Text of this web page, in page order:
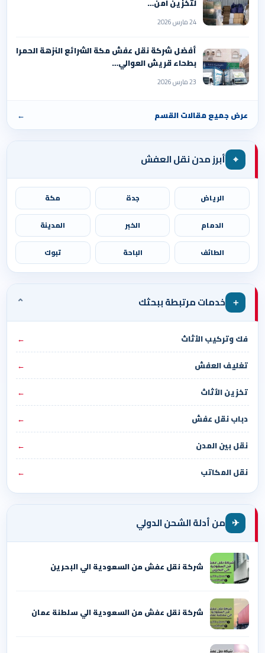
لتخزين آمن…
24 مارس 2026
أفضل شركة نقل عفش مكة الشرائع النزهة الحمرا
بطحاء قريش العوالي…
23 مارس 2026
عرض جميع مقالات القسم ←
⌖ أبرز مدن نقل العفش
الرياض جدة مكة
الدمام الخبر المدينة
الطائف الباحة تبوك
＋ خدمات مرتبطة ببحثك ⌄
فك وتركيب الأثاث
←
تغليف العفش
←
تخزين الأثاث
←
دباب نقل عفش
←
نقل بين المدن
←
نقل المكاتب
←
✈ من أدلة الشحن الدولي
شركة نقل عفش من السعودية الي البحرين
شركة نقل عفش من السعودية الي سلطنة عمان